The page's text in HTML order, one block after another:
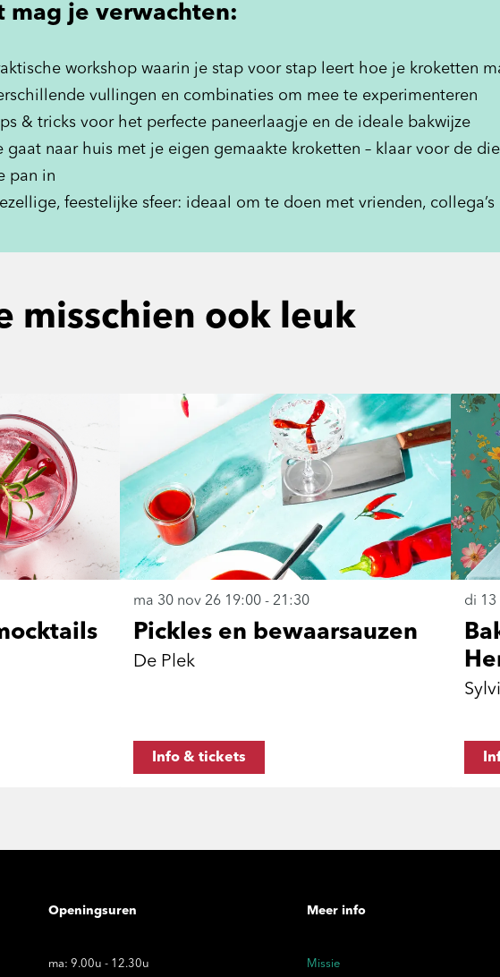
mag je verwachten:
workshop waarin je stap voor stap leert hoe je kroketten
vullingen en combinaties om mee te experimenteren
& tricks voor het perfecte paneerlaagje en de ideale bakwijze
gaat naar huis met je eigen gemaakte kroketten – klaar voor de
pan in
feestelijke sfeer: ideaal om te doen met vrienden,
misschien ook leuk
Pickles en bewaarsauzen
De Plek
ma 30 nov 26 19:00 - 21:30
Info & tickets
di
Openingsuren
ma: 9.00u - 12.30u
Meer info
Missie